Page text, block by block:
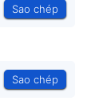
Sao chép
Sao chép